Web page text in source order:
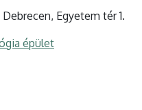
Egyetem tér 1.
épület